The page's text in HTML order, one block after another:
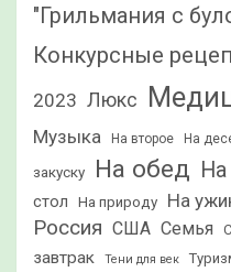
"Грильмания с
Конкурсные
2023 Люкс
Музыка На второе На
закуску На обед
стол
На природу На
Россия США Семья
завтрак
Тени для век